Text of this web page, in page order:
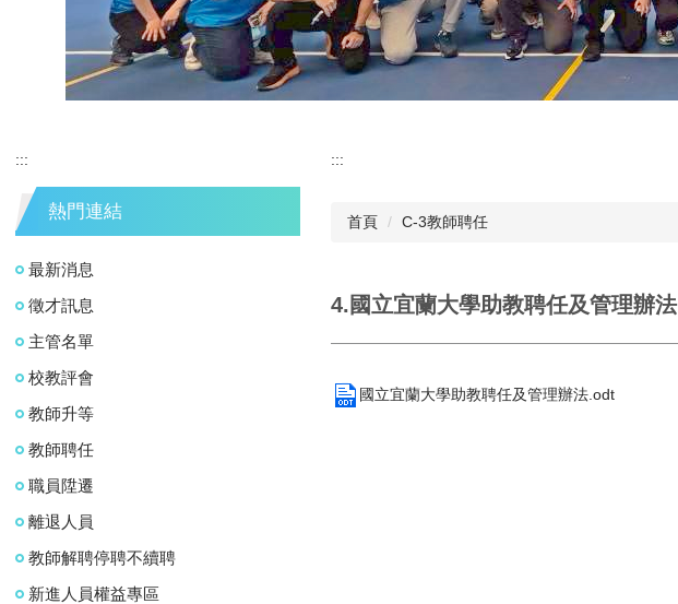
:::
熱門連結
最新消息
徵才訊息
主管名單
校教評會
教師升等
教師聘任
職員陞遷
離退人員
教師解聘停聘不續聘
新進人員權益專區
:::
首頁 C-3教師聘任
4.國立宜蘭大學助教聘任及管理辦法
國立宜蘭大學助教聘任及管理辦法.odt